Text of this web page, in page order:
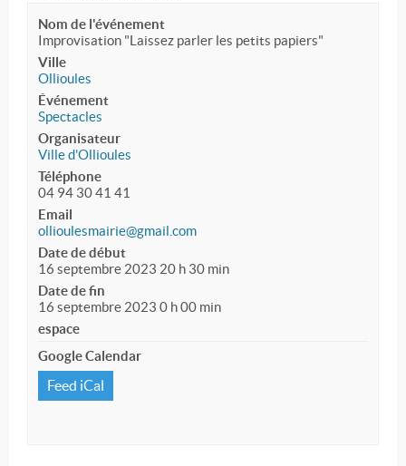
Nom de l'événement
Improvisation "Laissez parler les petits papiers"
Ville
Ollioules
Événement
Spectacles
Organisateur
Ville d'Ollioules
Téléphone
04 94 30 41 41
Email
ollioulesmairie@gmail.com
Date de début
16 septembre 2023 20 h 30 min
Date de fin
16 septembre 2023 0 h 00 min
espace
Google Calendar
Feed iCal